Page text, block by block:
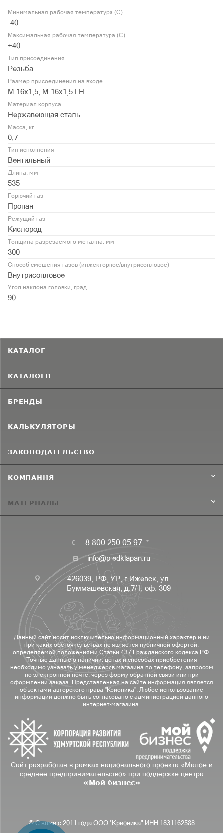
Минимальная рабочая температура (С)
-40
Максимальная рабочая температура (С)
+40
Тип присоединения
Резьба
Размер присоединения на входе
М 16х1,5, М 16х1,5 LH
Материал корпуса
Нержавеющая сталь
Масса, кг
0,7
Тип исполнения
Вентильный
Длина, мм
535
Горючий газ
Пропан
Режущий газ
Кислород
Толщина разрезаемого металла, мм
300
Способ смешения газов (инжекторное/внутрисопловое)
Внутрисопловое
Угол наклона головки, град
90
КАТАЛОГ
КАТАЛОГИ
БРЕНДЫ
КАЛЬКУЛЯТОРЫ
ЗАКОНОДАТЕЛЬСТВО
КОМПАНИЯ
МАТЕРИАЛЫ
8 800 250 05 97
info@predklapan.ru
426039, РФ, УР, г.Ижевск, ул.
Буммашевская, д.7/1, оф. 309
Данный сайт носит исключительно информационный характер и ни
при каких обстоятельствах не является публичной офертой,
определяемой положениями Статьи 437 Гражданского кодекса РФ.
Точные данные о наличии, ценах и способах приобретения
необходимо узнавать у менеджеров магазина по телефону, запросом
по электронной почте, через форму обратной связи или при
оформлении заказа. Представленная на сайте информация является
объектами авторского права "Крионика". Любое использование
информации должно быть согласовано с администрацией данного
интернет-магазина.
Сайт разработан в рамках национального проекта «Малое и
среднее предпринимательство» при поддержке центра
«Мой бизнес»
© С вами с 2011 года ООО "Крионика" ИНН 1831162588